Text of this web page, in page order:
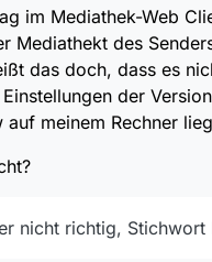
Einstellungen der
auf meinem Rechner
Gruß
im Mediathek-Web
Mediathekt des
das doch, dass es
der
auf meinem Rechner
nicht richtig, Stichwort